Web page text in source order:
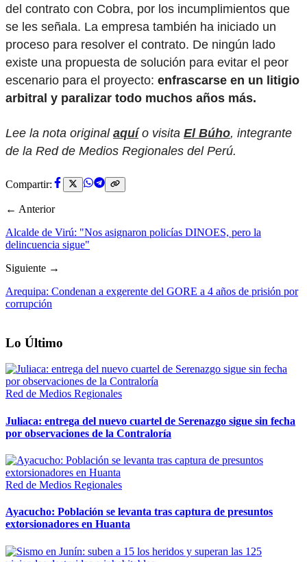
del contrato con Cobra, por los incumplimientos que
se les señala. La empresa también ha iniciado un
proceso para resolver el contrato. De ningún lado
existe una propuesta de solución para evitar el peor
escenario para el proyecto: enfrascarse en un litigio
arbitral y paralizar todo muchos años más.
Lee la nota original aquío visita El Búho, integrante
de la Red de Medios Regionales del Perú.
Compartir:
← Anterior
Alcalde de Virú: "Nos asignaron policías DINOES, pero la
delincuencia sigue"
Siguiente →
Arequipa: Condenan a exgerente del GORE a 4 años de prisión por
corrupción
Lo Último
Red de Medios Regionales
Juliaca: entrega del nuevo cuartel de Serenazgo sigue sin fecha
por observaciones de la Contraloría
Red de Medios Regionales
Ayacucho: Población se levanta tras captura de presuntos
extorsionadores en Huanta